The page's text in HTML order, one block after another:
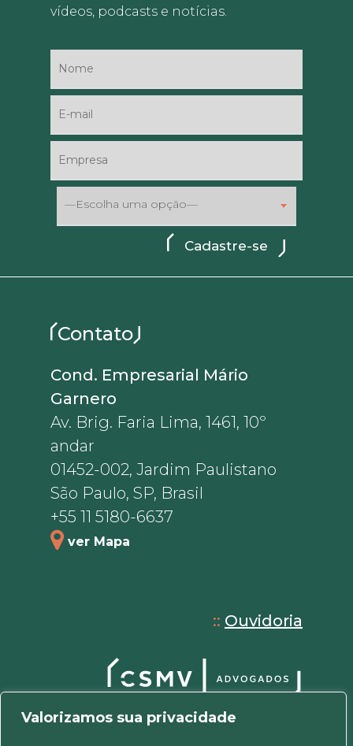
Valorizamos sua privacidade
vídeos, podcasts e notícias.
—Escolha uma opção—
Contato
Cond. Empresarial Mário
Garnero
Av. Brig. Faria Lima, 1461, 10º
andar
01452-002, Jardim Paulistano
São Paulo, SP, Brasil
+55 11 5180-6637
ver Mapa
:: Ouvidoria